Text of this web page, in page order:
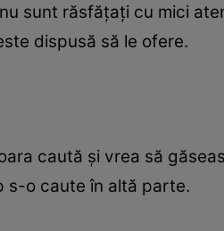
sunt răsfăţaţi cu mici
dispusă să le ofere.
caută şi vrea să
s-o caute în altă parte.